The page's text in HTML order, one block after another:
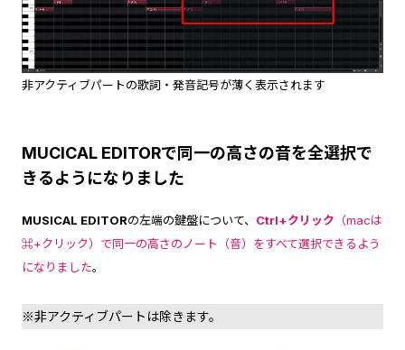
非アクティブパートの歌詞・発音記号が薄く表示されます
MUCICAL EDITORで同一の高さの音を全選択で
きるようになりました
MUSICAL EDITORの左端の鍵盤について、 Ctrl+クリック （macは
⌘+クリック）で同一の高さのノート（音）をすべて選択できるよう
になりました。
※非アクティブパートは除きます。